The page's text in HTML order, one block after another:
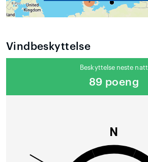
Vindbeskyttelse
Beskyttelse neste natt
89 poeng
N